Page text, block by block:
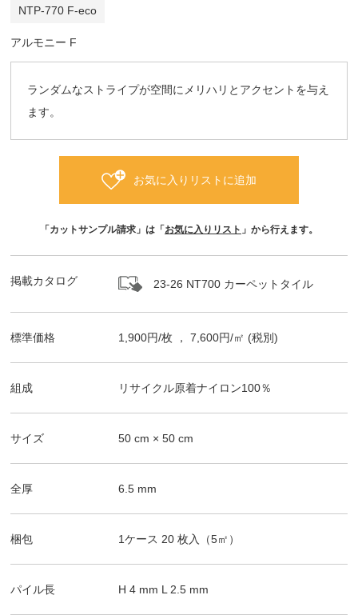
NTP-770 F-eco
アルモニー F
ランダムなストライプが空間にメリハリとアクセントを与え
ます。
お気に入りリストに追加
「カットサンプル請求」は「 お気に入りリスト 」から行えます。
掲載カタログ 23-26 NT700 カーペットタイル
標準価格 1,900円/枚 ，7,600円/㎡ (税別)
組成 リサイクル原着ナイロン100％
サイズ 50 cm ×50 cm
全厚 6.5 mm
梱包 1ケース 20 枚入（5㎡）
パイル長 H 4 mm L 2.5 mm